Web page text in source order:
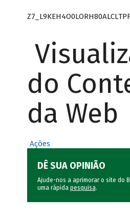
do
da Web
Ações
DÊ SUA OPINIÃO
Ajude-nos a aprimorar o site do
uma rápida pesquisa.